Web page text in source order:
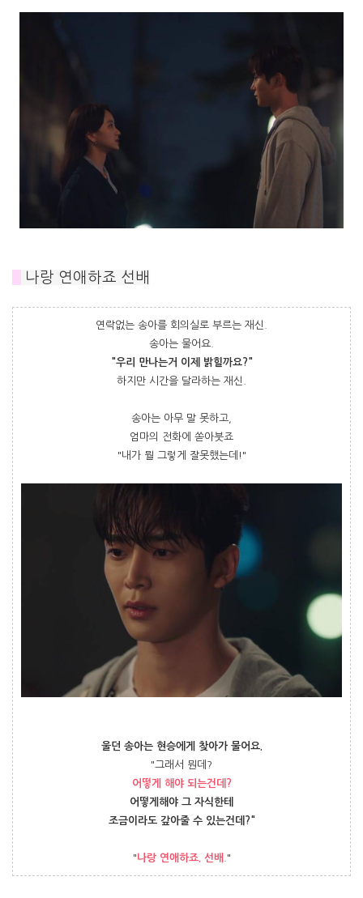
나랑 연애하죠 선배
연락없는 송아를 회의실로 부르는 재신.
송아는 물어요.
"우리 만나는거 이제 밝힐까요?"
하지만 시간을 달라하는 재신.
송아는 아무 말 못하고,
엄마의 전화에 쏟아붓죠
"내가 뭘 그렇게 잘못했는데!"
울던 송아는 현승에게 찾아가 물어요.
"그래서 뭔데?
어떻게 해야 되는건데?
어떻게해야 그 자식한테
조금이라도 갚아줄 수 있는건데?"
"나랑 연애하죠. 선배 ."